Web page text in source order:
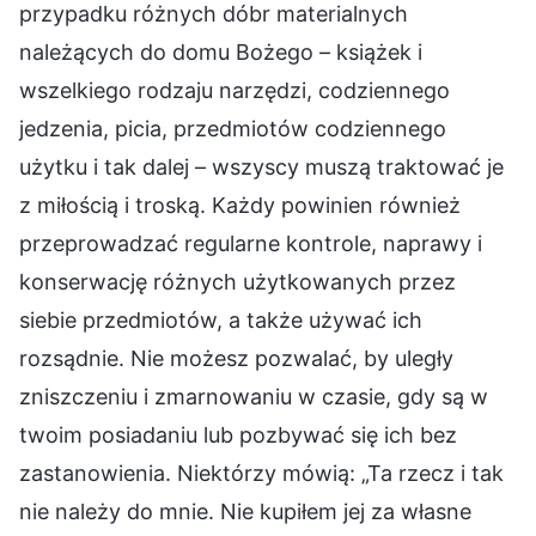
przypadku różnych dóbr materialnych
należących do domu Bożego – książek i
wszelkiego rodzaju narzędzi, codziennego
jedzenia, picia, przedmiotów codziennego
użytku i tak dalej – wszyscy muszą traktować je
z miłością i troską. Każdy powinien również
przeprowadzać regularne kontrole, naprawy i
konserwację różnych użytkowanych przez
siebie przedmiotów, a także używać ich
rozsądnie. Nie możesz pozwalać, by uległy
zniszczeniu i zmarnowaniu w czasie, gdy są w
twoim posiadaniu lub pozbywać się ich bez
zastanowienia. Niektórzy mówią: „Ta rzecz i tak
nie należy do mnie. Nie kupiłem jej za własne